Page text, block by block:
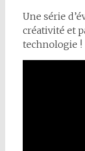
Une série
créativité et
technologie !